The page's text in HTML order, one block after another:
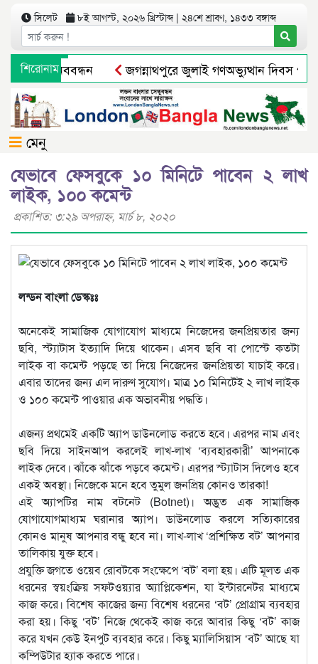
সিলেট ৮ই আগস্ট, ২০২৬ খ্রিস্টাব্দ | ২৪শে শ্রাবণ, ১৪৩৩ বঙ্গাব্দ
শিরোনাম
মানববন্ধন
জগন্নাথপুরে জুলাই গণঅভ্যুত্থান দিবস পালন
মুক্তির আগেই ব্যারিস্টার সুমনের জামিন স্থগিত
সিলেটে
মেনু
যেভাবে ফেসবুকে ১০ মিনিটে পাবেন ২ লাখ
লাইক, ১০০ কমেন্ট
প্রকাশিত: ৩:২৯ অপরাহ্ণ, মার্চ ৮, ২০২০
লন্ডন বাংলা ডেস্কঃঃ
অনেকেই সামাজিক যোগাযোগ মাধ্যমে নিজেদের জনপ্রিয়তার জন্য
ছবি, স্ট্যাটাস ইত্যাদি দিয়ে থাকেন। এসব ছবি বা পোস্টে কতটা
লাইক বা কমেন্ট পড়ছে তা দিয়ে নিজেদের জনপ্রিয়তা যাচাই করে।
এবার তাদের জন্য এল দারুণ সুযোগ। মাত্র ১০ মিনিটেই ২ লাখ লাইক
ও ১০০ কমেন্ট পাওয়ার এক অভাবনীয় পদ্ধতি।
এজন্য প্রথমেই একটি অ্যাপ ডাউনলোড করতে হবে। এরপর নাম এবং
ছবি দিয়ে সাইনআপ করলেই লাখ-লাখ ‘ব্যবহারকারী’ আপনাকে
লাইক দেবে। ঝাঁকে ঝাঁকে পড়বে কমেন্ট। এরপর স্ট্যাটাস দিলেও হবে
একই অবস্থা। নিজেকে মনে হবে তুমুল জনপ্রিয় কোনও তারকা!
এই অ্যাপটির নাম বটনেট (Botnet)। অদ্ভুত এক সামাজিক
যোগাযোগমাধ্যম ঘরানার অ্যাপ। ডাউনলোড করলে সত্যিকারের
কোনও মানুষ আপনার বন্ধু হবে না। লাখ-লাখ ‘প্রশিক্ষিত বট’ আপনার
তালিকায় যুক্ত হবে।
প্রযুক্তি জগতে ওয়েব রোবটকে সংক্ষেপে ‘বট’ বলা হয়। এটি মূলত এক
ধরনের স্বয়ংক্রিয় সফটওয়্যার অ্যাপ্লিকেশন, যা ইন্টারনেটর মাধ্যমে
কাজ করে। বিশেষ কাজের জন্য বিশেষ ধরনের ‘বট’ প্রোগ্রাম ব্যবহার
করা হয়। কিছু ‘বট’ নিজে থেকেই কাজ করে আবার কিছু ‘বট’ কাজ
করে যখন কেউ ইনপুট ব্যবহার করে। কিছু ম্যালিসিয়াস ‘বট’ আছে যা
কম্পিউটার হ্যাক করতে পারে।